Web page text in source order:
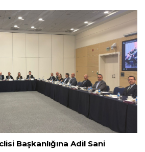
Başkanlığına Adil Sani